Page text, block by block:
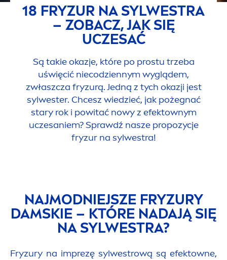
18 FRYZUR NA SYLWESTRA
– ZOBACZ, JAK SIĘ
UCZESAĆ
Są takie okazje, które po prostu trzeba
uświęcić niecodziennym wyglądem,
zwłaszcza fryzurą. Jedną z tych okazji jest
sylwester. Chcesz wiedzieć, jak pożegnać
stary rok i powitać nowy z efektownym
uczesaniem? Sprawdź nasze propozycje
fryzur na sylwestra!
NAJMODNIEJSZE FRYZURY
DAMSKIE – KTÓRE NADAJĄ SIĘ
NA SYLWESTRA?
Fryzury na imprezę sylwestrową są efektowne,